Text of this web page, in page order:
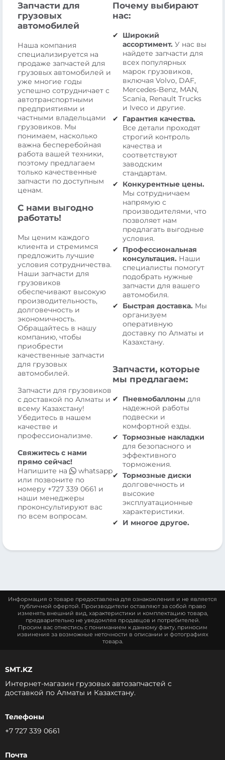
Запчасти для
грузовых
автомобилей
Наша компания
специализируется на
продаже запчастей для
грузовых автомобилей и
уже многие годы
успешно сотрудничает с
автотранспортными
предприятиями и
частными владельцами
грузовиков. Мы
понимаем, насколько
важна бесперебойная
работа вашей техники,
поэтому предлагаем
только качественные
запчасти по доступным
ценам.
С нами выгодно
работать!
Мы ценим каждого
клиента и стремимся
предложить лучшие
условия сотрудничества.
Наши запчасти для
грузовиков
обеспечивают высокую
производительность,
долговечность и
экономичность.
Обращайтесь в нашу
компанию, чтобы
приобрести
качественные запчасти
для грузовых
автомобилей.
Запчасти для грузовиков
с доставкой по Алматы и
всему Казахстану!
Убедитесь в нашем
качестве и
профессионализме.
Свяжитесь с нами
прямо сейчас!
Напишите на
whatsapp
или позвоните по
номеру +727 339 0661 и
наши менеджеры
проконсультируют вас
по всем вопросам.
Почему выбирают
нас:
Широкий
ассортимент. У нас вы
найдете запчасти для
всех популярных
марок грузовиков,
включая Volvo, DAF,
Mercedes-Benz, MAN,
Scania, Renault Trucks
и Iveco и другие.
Гарантия качества.
Все детали проходят
строгий контроль
качества и
соответствуют
заводским
стандартам.
Конкурентные цены.
Мы сотрудничаем
напрямую с
производителями, что
позволяет нам
предлагать выгодные
условия.
Профессиональная
консультация. Наши
специалисты помогут
подобрать нужные
запчасти для вашего
автомобиля.
Быстрая доставка. Мы
организуем
оперативную
доставку по Алматы и
Казахстану.
Запчасти, которые
мы предлагаем:
Пневмобаллоны для
надежной работы
подвески и
комфортной езды.
Тормозные накладки
для безопасного и
эффективного
торможения.
Тормозные диски
долговечность и
высокие
эксплуатационные
характеристики.
И многое другое.
Информация о товаре предоставлена для ознакомления и не является
публичной офертой. Производители оставляют за собой право
изменять внешний вид, характеристики и комплектацию товара,
предварительно не уведомляя продавцов и потребителей.
Просим вас отнестись с пониманием к данному факту, приносим
извинения за возможные неточности в описании и фотографиях
товара.
SMT.KZ
Интернет-магазин грузовых автозапчастей c
доставкой по Алматы и Казахстану.
Телефоны
+7 727 339 0661
Почта